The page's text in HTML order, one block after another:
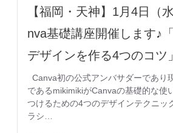
【福岡・天神】1月4日（
nva基礎講座開催します♪
デザインを作る4つのコツ」
Canva初の公式アンバサダーであり
であるmikimikiがCanvaの基礎的な使
つけるための4つのデザインテクニッ
ラシ…